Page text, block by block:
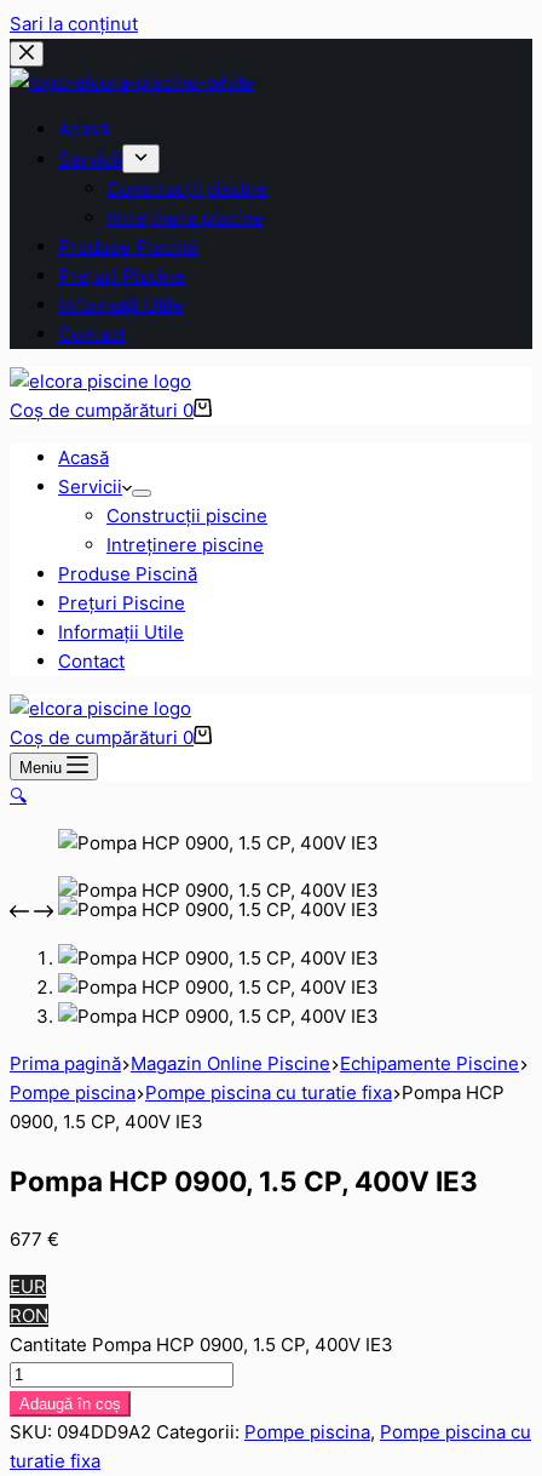
Sari la conținut
Acasă
Servicii
Construcții piscine
Intreținere piscine
Produse Piscină
Prețuri Piscine
Informații Utile
Contact
Coș de cumpărături 0
Acasă
Servicii
Construcții piscine
Intreținere piscine
Produse Piscină
Prețuri Piscine
Informații Utile
Contact
Coș de cumpărături 0
Meniu
🔍
Prima pagină Magazin Online Piscine Echipamente Piscine
Pompe piscina Pompe piscina cu turatie fixa Pompa HCP
0900, 1.5 CP, 400V IE3
Pompa HCP 0900, 1.5 CP, 400V IE3
677 €
EUR
RON
Cantitate Pompa HCP 0900, 1.5 CP, 400V IE3
Adaugă în coș
SKU: 094DD9A2 Categorii: Pompe piscina, Pompe piscina cu
turatie fixa